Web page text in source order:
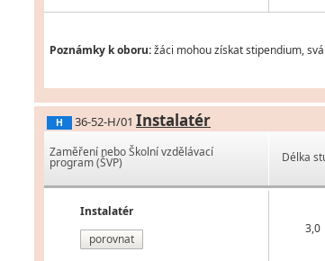
Poznámky k oboru:žáci mohou získat stipendium,
H 36-52-H/01 Instalatér
Zaměření nebo Školní vzdělávací
program (ŠVP)
Instalatér
porovnat
Délka
3,0